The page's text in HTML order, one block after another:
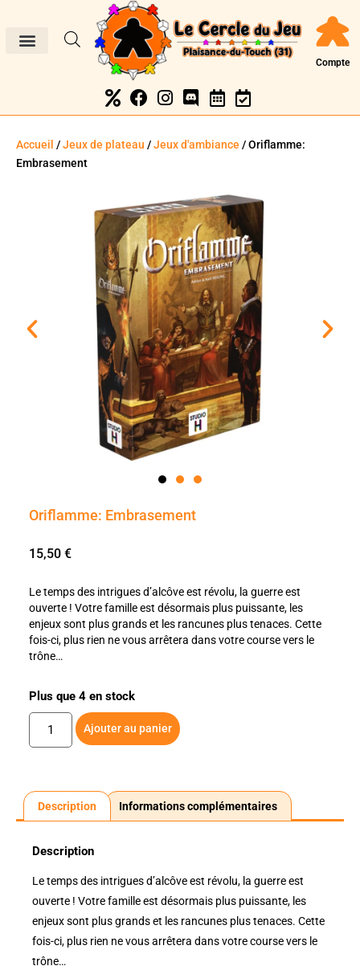
Compte
Accueil /Jeux de plateau /Jeux d'ambiance / Oriflamme:
Embrasement
Oriflamme: Embrasement
15,50 €
Le temps des intrigues d’alcôve est révolu, la guerre est
ouverte ! Votre famille est désormais plus puissante, les
enjeux sont plus grands et les rancunes plus tenaces. Cette
fois-ci, plus rien ne vous arrêtera dans votre course vers le
trône…
Plus que 4 en stock
Ajouter au panier
Description Informations complémentaires
Description
Le temps des intrigues d’alcôve est révolu, la guerre est
ouverte ! Votre famille est désormais plus puissante, les
enjeux sont plus grands et les rancunes plus tenaces. Cette
fois-ci, plus rien ne vous arrêtera dans votre course vers le
trône…